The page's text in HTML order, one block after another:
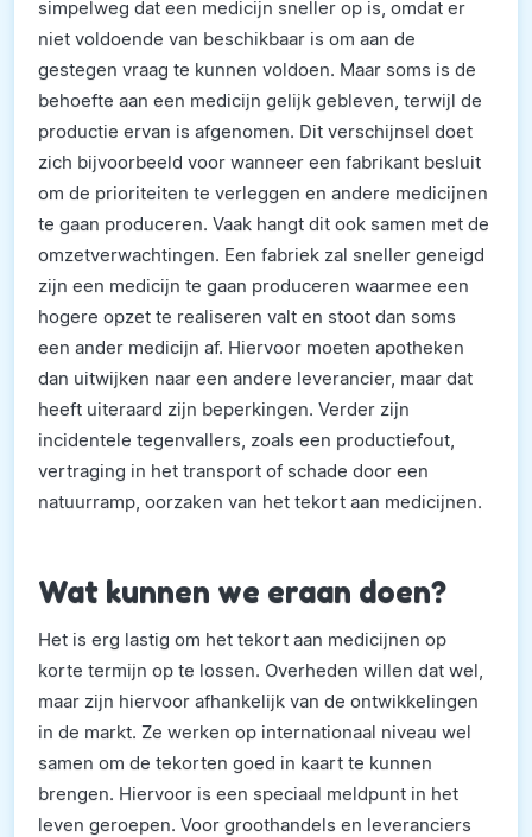
simpelweg dat een medicijn sneller op is, omdat er
niet voldoende van beschikbaar is om aan de
gestegen vraag te kunnen voldoen. Maar soms is de
behoefte aan een medicijn gelijk gebleven, terwijl de
productie ervan is afgenomen. Dit verschijnsel doet
zich bijvoorbeeld voor wanneer een fabrikant besluit
om de prioriteiten te verleggen en andere medicijnen
te gaan produceren. Vaak hangt dit ook samen met de
omzetverwachtingen. Een fabriek zal sneller geneigd
zijn een medicijn te gaan produceren waarmee een
hogere opzet te realiseren valt en stoot dan soms
een ander medicijn af. Hiervoor moeten apotheken
dan uitwijken naar een andere leverancier, maar dat
heeft uiteraard zijn beperkingen. Verder zijn
incidentele tegenvallers, zoals een productiefout,
vertraging in het transport of schade door een
natuurramp, oorzaken van het tekort aan medicijnen.
Wat kunnen we eraan doen?
Het is erg lastig om het tekort aan medicijnen op
korte termijn op te lossen. Overheden willen dat wel,
maar zijn hiervoor afhankelijk van de ontwikkelingen
in de markt. Ze werken op internationaal niveau wel
samen om de tekorten goed in kaart te kunnen
brengen. Hiervoor is een speciaal meldpunt in het
leven geroepen. Voor groothandels en leveranciers